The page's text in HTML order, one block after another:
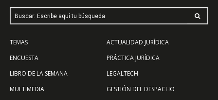
Buscar: Escribe aquí tu búsqueda
TEMAS
ENCUESTA
LIBRO DE LA SEMANA
MULTIMEDIA
ACTUALIDAD JURÍDICA
PRÁCTICA JURÍDICA
LEGALTECH
GESTIÓN DEL DESPACHO